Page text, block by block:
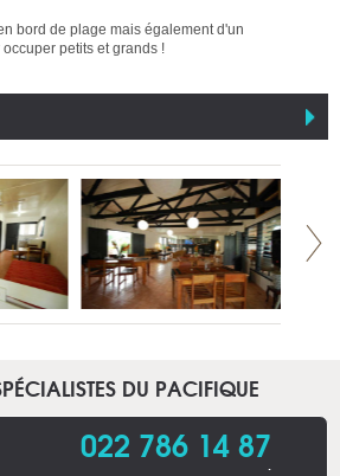
bord de plage mais également d'un
petits et grands !
DU PACIFIQUE
022 786 14 87.